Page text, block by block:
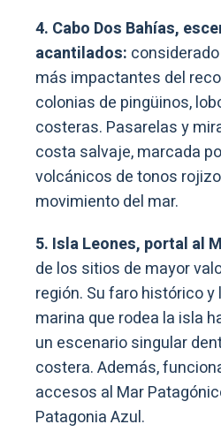
4. Cabo Dos Bahías,
acantilados:
más impactantes del
colonias de pingüinos,
costeras. Pasarelas y
costa salvaje, marcada
volcánicos de tonos
movimiento del mar.
5. Isla Leones, portal al
de los sitios de mayor
región. Su faro histórico
marina que rodea la isla
un escenario singular
costera. Además,
accesos al Mar
Patagonia Azul.